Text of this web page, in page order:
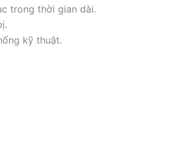
trong thời gian dài.
kỹ thuật.